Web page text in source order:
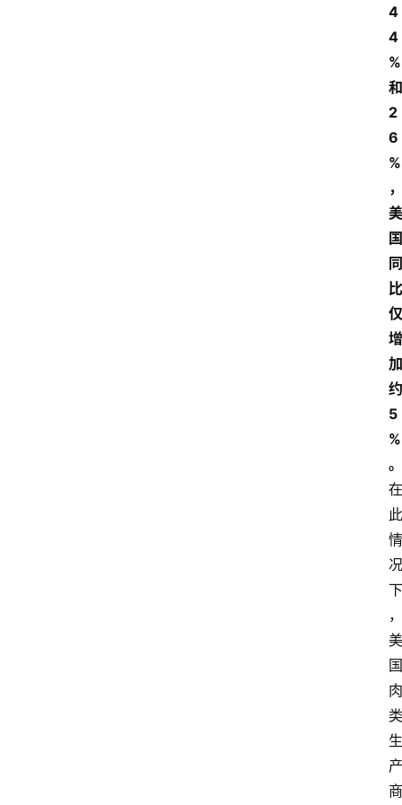
4
4
%
和
2
6
%
，
美
国
同
比
仅
增
加
约
5
%
。
在
此
情
况
下
，
美
国
肉
类
生
产
商